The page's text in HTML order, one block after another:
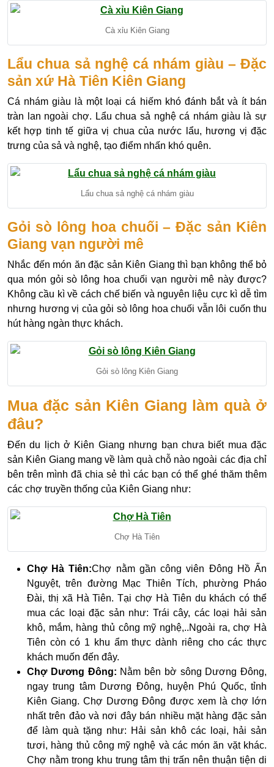
Cà xỉu Kiên Giang
Lẩu chua sả nghệ cá nhám giàu – Đặc
sản xứ Hà Tiên Kiên Giang
Cá nhám giàu là một loại cá hiếm khó đánh bắt và ít bán
tràn lan ngoài chợ. Lẩu chua sả nghệ cá nhám giàu là sự
kết hợp tinh tế giữa vị chua của nước lẩu, hương vị đặc
trưng của sả và nghệ, tạo điểm nhấn khó quên.
Lẩu chua sả nghệ cá nhám giàu
Gỏi sò lông hoa chuối – Đặc sản Kiên
Giang vạn người mê
Nhắc đến món ăn đặc sản Kiên Giang thì bạn không thể bỏ
qua món gỏi sò lông hoa chuối vạn người mê này được?
Không cầu kì về cách chế biến và nguyên liệu cực kì dễ tìm
nhưng hương vị của gỏi sò lông hoa chuối vẫn lôi cuốn thu
hút hàng ngàn thực khách.
Gỏi sò lông Kiên Giang
Mua đặc sản Kiên Giang làm quà ở
đâu?
Đến du lịch ở Kiên Giang nhưng bạn chưa biết mua đặc
sản Kiên Giang mang về làm quà chỗ nào ngoài các địa chỉ
bên trên mình đã chia sẻ thì các bạn có thể ghé thăm thêm
các chợ truyền thống của Kiên Giang như:
Chợ Hà Tiên
Chợ Hà Tiên:Chợ nằm gần công viên Đông Hồ Ấn
Nguyệt, trên đường Mạc Thiên Tích, phường Pháo
Đài, thị xã Hà Tiên. Tại chợ Hà Tiên du khách có thể
mua các loại đặc sản như: Trái cây, các loại hải sản
khô, mắm, hàng thủ công mỹ nghệ,..Ngoài ra, chợ Hà
Tiên còn có 1 khu ẩm thực dành riêng cho các thực
khách muốn đến đây.
Chợ Dương Đông: Nằm bên bờ sông Dương Đông,
ngay trung tâm Dương Đông, huyện Phú Quốc, tỉnh
Kiên Giang. Chợ Dương Đông được xem là chợ lớn
nhất trên đảo và nơi đây bán nhiều mặt hàng đặc sản
để làm quà tặng như: Hải sản khô các loại, hải sản
tươi, hàng thủ công mỹ nghệ và các món ăn vặt khác.
Chợ nằm trong khu trung tâm thị trấn nên thuận tiện di